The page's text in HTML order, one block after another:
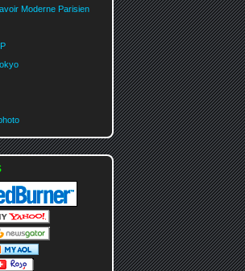
Moderne Parisien